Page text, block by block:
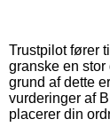
Trustpilot fører
granske en
grund af dette
vurderinger af
placerer din